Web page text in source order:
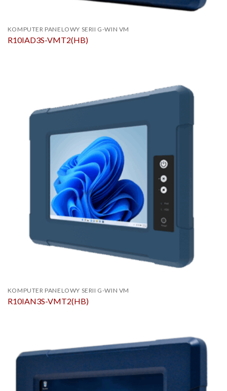
KOMPUTER PANELOWY SERII G-WIN VM
R10IAD3S-VMT2(HB)
KOMPUTER PANELOWY SERII G-WIN VM
R10IAN3S-VMT2(HB)